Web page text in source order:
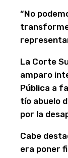
“No
transforme
La Corte
amparo
Pública a
tío abuelo
por la
Cabe
era poner